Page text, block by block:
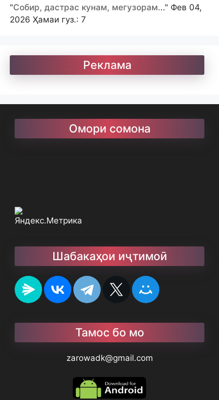
"Собир, дастрас кунам, мегузорам..." Фев 04,
2026 Ҳамаи гуз.: 7
Реклама
Омори сомона
Шабакаҳои иҷтимоӣ
Тамос бо мо
zarowadk@gmail.com